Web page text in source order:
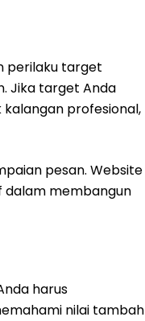
perilaku target
Jika target Anda
kalangan profesional,
pesan. Website
dalam membangun
harus
nilai tambah